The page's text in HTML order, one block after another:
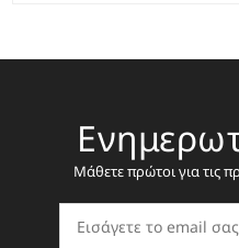
Μάθετε πρώτοι για τις